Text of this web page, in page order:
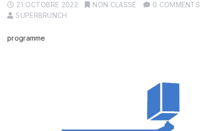
21 OCTOBRE 2022 NON CLASSÉ
0 COMMENTS
SUPERBRUNCH
programme